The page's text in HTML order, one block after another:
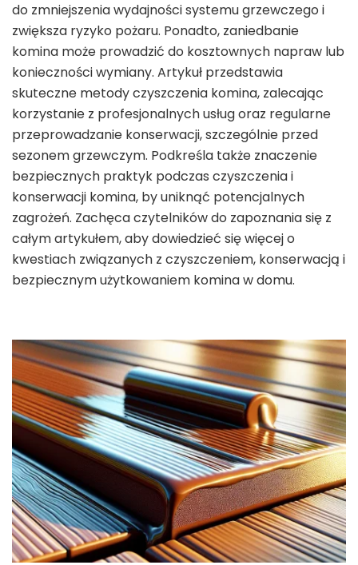
do zmniejszenia wydajności systemu grzewczego i
zwiększa ryzyko pożaru. Ponadto, zaniedbanie
komina może prowadzić do kosztownych napraw lub
konieczności wymiany. Artykuł przedstawia
skuteczne metody czyszczenia komina, zalecając
korzystanie z profesjonalnych usług oraz regularne
przeprowadzanie konserwacji, szczególnie przed
sezonem grzewczym. Podkreśla także znaczenie
bezpiecznych praktyk podczas czyszczenia i
konserwacji komina, by uniknąć potencjalnych
zagrożeń. Zachęca czytelników do zapoznania się z
całym artykułem, aby dowiedzieć się więcej o
kwestiach związanych z czyszczeniem, konserwacją i
bezpiecznym użytkowaniem komina w domu.